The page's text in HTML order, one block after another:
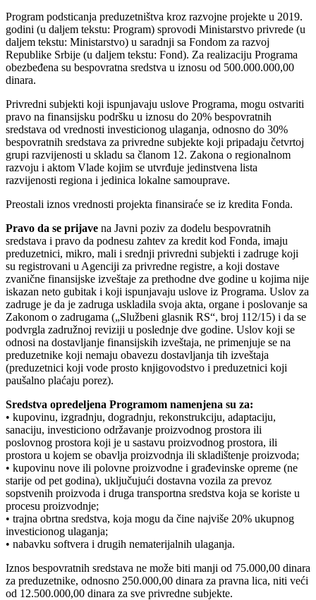
Program podsticanja preduzetništva kroz razvojne projekte u 2019.
godini (u daljem tekstu: Program) sprovodi Ministarstvo privrede (u
daljem tekstu: Ministarstvo) u saradnji sa Fondom za razvoj
Republike Srbije (u daljem tekstu: Fond). Za realizaciju Programa
obezbeđena su bespovratna sredstva u iznosu od 500.000.000,00
dinara.
Privredni subjekti koji ispunjavaju uslove Programa, mogu ostvariti
pravo na finansijsku podršku u iznosu do 20% bespovratnih
sredstava od vrednosti investicionog ulaganja, odnosno do 30%
bespovratnih sredstava za privredne subjekte koji pripadaju četvrtoj
grupi razvijenosti u skladu sa članom 12. Zakona o regionalnom
razvoju i aktom Vlade kojim se utvrđuje jedinstvena lista
razvijenosti regiona i jedinica lokalne samouprave.
Preostali iznos vrednosti projekta finansiraće se iz kredita Fonda.
Pravo da se prijave na Javni poziv za dodelu bespovratnih
sredstava i pravo da podnesu zahtev za kredit kod Fonda, imaju
preduzetnici, mikro, mali i srednji privredni subjekti i zadruge koji
su registrovani u Agenciji za privredne registre, a koji dostave
zvanične finansijske izveštaje za prethodne dve godine u kojima nije
iskazan neto gubitak i koji ispunjavaju uslove iz Programa. Uslov za
zadruge je da je zadruga uskladila svoja akta, organe i poslovanje sa
Zakonom o zadrugama („Službeni glasnik RS“, broj 112/15) i da se
podvrgla zadružnoj reviziji u poslednje dve godine. Uslov koji se
odnosi na dostavljanje finansijskih izveštaja, ne primenjuje se na
preduzetnike koji nemaju obavezu dostavljanja tih izveštaja
(preduzetnici koji vode prosto knjigovodstvo i preduzetnici koji
paušalno plaćaju porez).
Sredstva opredeljena Programom namenjena su za:
• kupovinu, izgradnju, dogradnju, rekonstrukciju, adaptaciju,
sanaciju, investiciono održavanje proizvodnog prostora ili
poslovnog prostora koji je u sastavu proizvodnog prostora, ili
prostora u kojem se obavlja proizvodnja ili skladištenje proizvoda;
• kupovinu nove ili polovne proizvodne i građevinske opreme (ne
starije od pet godina), uključujući dostavna vozila za prevoz
sopstvenih proizvoda i druga transportna sredstva koja se koriste u
procesu proizvodnje;
• trajna obrtna sredstva, koja mogu da čine najviše 20% ukupnog
investicionog ulaganja;
• nabavku softvera i drugih nematerijalnih ulaganja.
Iznos bespovratnih sredstava ne može biti manji od 75.000,00 dinara
za preduzetnike, odnosno 250.000,00 dinara za pravna lica, niti veći
od 12.500.000,00 dinara za sve privredne subjekte.